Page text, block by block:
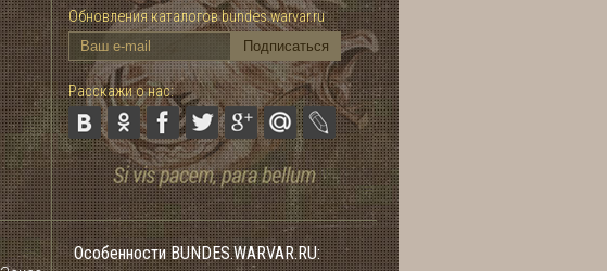
Обновления каталогов bundes.warvar.ru
Расскажи о нас:
Особенности BUNDES.WARVAR.RU: